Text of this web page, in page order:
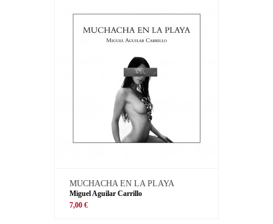
MUCHACHA EN LA PLAYA
Miguel Aguilar Carrillo
7,00 €